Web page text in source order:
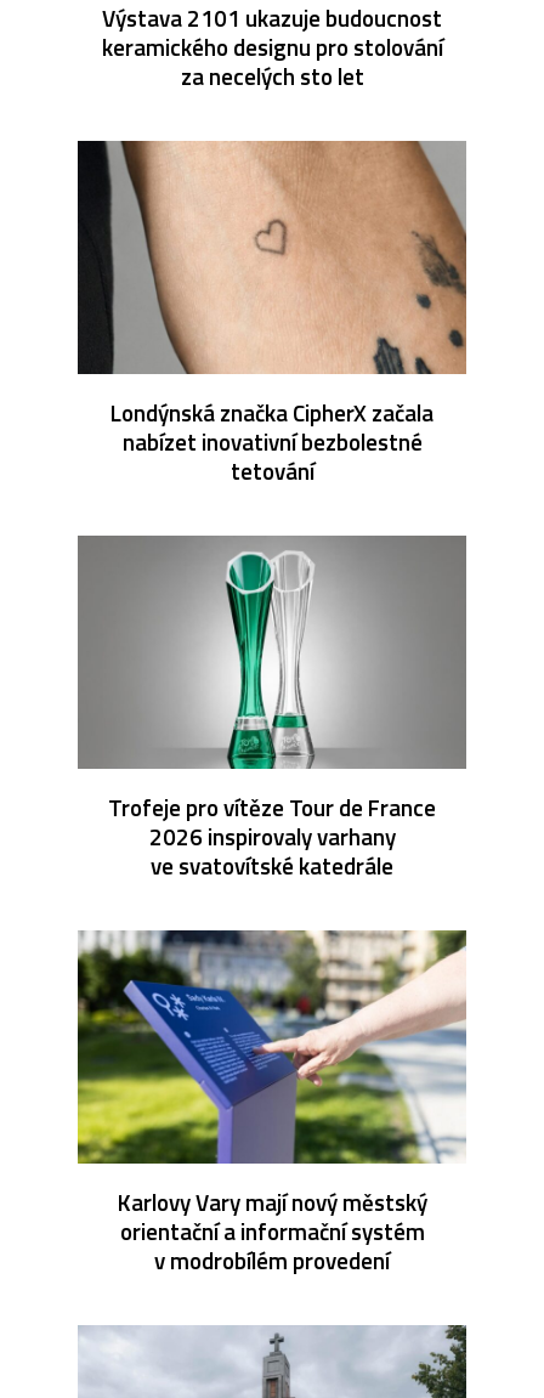
Výstava 2101 ukazuje budoucnost
keramického designu pro stolování
za necelých sto let
Londýnská značka CipherX začala
nabízet inovativní bezbolestné
tetování
Trofeje pro vítěze Tour de France
2026 inspirovaly varhany
ve svatovítské katedrále
Karlovy Vary mají nový městský
orientační a informační systém
v modrobílém provedení